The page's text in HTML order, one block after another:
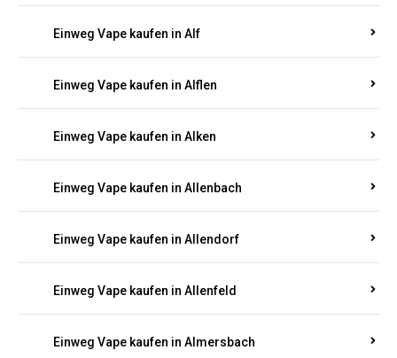
Einweg Vape kaufen in Alf
Einweg Vape kaufen in Alflen
Einweg Vape kaufen in Alken
Einweg Vape kaufen in Allenbach
Einweg Vape kaufen in Allendorf
Einweg Vape kaufen in Allenfeld
Einweg Vape kaufen in Almersbach